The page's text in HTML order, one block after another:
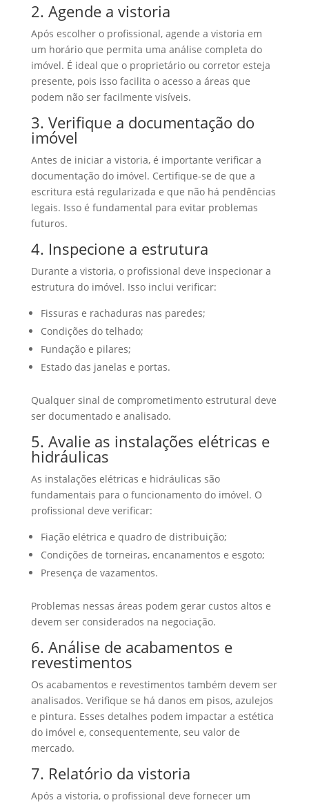
2. Agende a vistoria
Após escolher o profissional, agende a vistoria em
um horário que permita uma análise completa do
imóvel. É ideal que o proprietário ou corretor esteja
presente, pois isso facilita o acesso a áreas que
podem não ser facilmente visíveis.
3. Verifique a documentação do
imóvel
Antes de iniciar a vistoria, é importante verificar a
documentação do imóvel. Certifique-se de que a
escritura está regularizada e que não há pendências
legais. Isso é fundamental para evitar problemas
futuros.
4. Inspecione a estrutura
Durante a vistoria, o profissional deve inspecionar a
estrutura do imóvel. Isso inclui verificar:
Fissuras e rachaduras nas paredes;
Condições do telhado;
Fundação e pilares;
Estado das janelas e portas.
Qualquer sinal de comprometimento estrutural deve
ser documentado e analisado.
5. Avalie as instalações elétricas e
hidráulicas
As instalações elétricas e hidráulicas são
fundamentais para o funcionamento do imóvel. O
profissional deve verificar:
Fiação elétrica e quadro de distribuição;
Condições de torneiras, encanamentos e esgoto;
Presença de vazamentos.
Problemas nessas áreas podem gerar custos altos e
devem ser considerados na negociação.
6. Análise de acabamentos e
revestimentos
Os acabamentos e revestimentos também devem ser
analisados. Verifique se há danos em pisos, azulejos
e pintura. Esses detalhes podem impactar a estética
do imóvel e, consequentemente, seu valor de
mercado.
7. Relatório da vistoria
Após a vistoria, o profissional deve fornecer um